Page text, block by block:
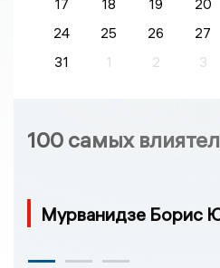
17
18 19 20
24
25 26 27
31
1 2 3
100 самых
Мурванидзе Борис